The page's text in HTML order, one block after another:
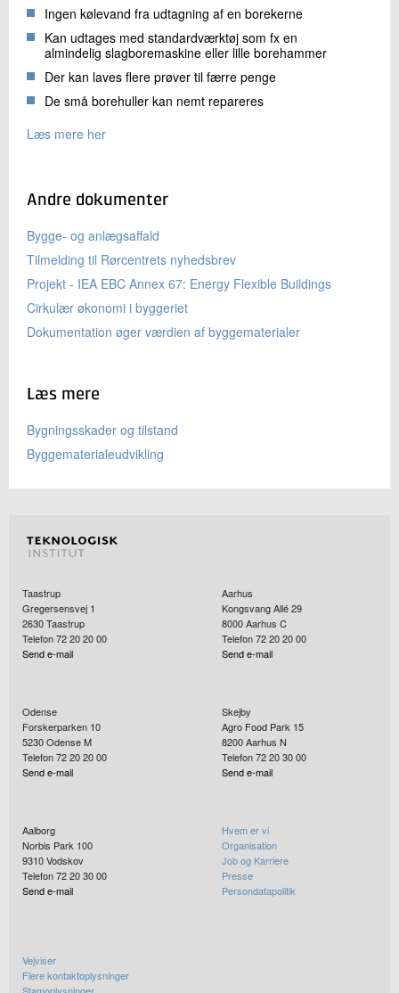
Ingen kølevand fra udtagning af en borekerne
Kan udtages med standardværktøj som fx en
almindelig slagboremaskine eller lille borehammer
Der kan laves flere prøver til færre penge
De små borehuller kan nemt repareres
Læs mere her
Andre dokumenter
Bygge- og anlægsaffald
Tilmelding til Rørcentrets nyhedsbrev
Projekt - IEA EBC Annex 67: Energy Flexible Buildings
Cirkulær økonomi i byggeriet
Dokumentation øger værdien af byggematerialer
Læs mere
Bygningsskader og tilstand
Byggematerialeudvikling
Taastrup
Gregersensvej 1
2630Taastrup
Telefon 72 20 20 00
Send e-mail
Aarhus
Kongsvang Allé 29
8000Aarhus C
Telefon 72 20 20 00
Send e-mail
Odense
Forskerparken 10
5230Odense M
Telefon 72 20 20 00
Send e-mail
Skejby
Agro Food Park 15
8200Aarhus N
Telefon 72 20 30 00
Send e-mail
Aalborg
Norbis Park 100
9310Vodskov
Telefon 72 20 30 00
Send e-mail
Hvem er vi
Organisation
Job og Karriere
Presse
Persondatapolitik
Vejviser
Flere kontaktoplysninger